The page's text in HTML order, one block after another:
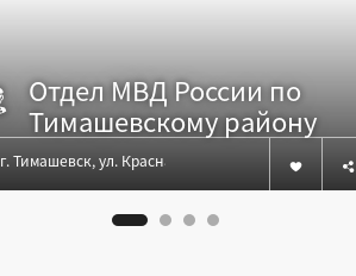
Отдел МВД России по
Тимашевскому району
г. Тимашевск, ул. Красная, 135